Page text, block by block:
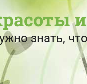
знать,